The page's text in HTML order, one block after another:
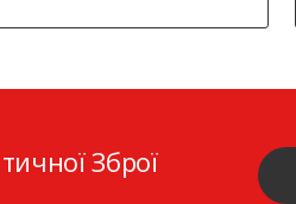
Зброї